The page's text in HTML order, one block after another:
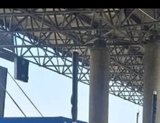
atropellos continúan en ascenso en Panamá
se consolidan como una de las principales
preocupaciones en materia de seguridad
La Dirección Nacional de Operaciones del
Tránsito (DNOT) informó que, en lo que va
2026, se han registrado 193 accidentes por a